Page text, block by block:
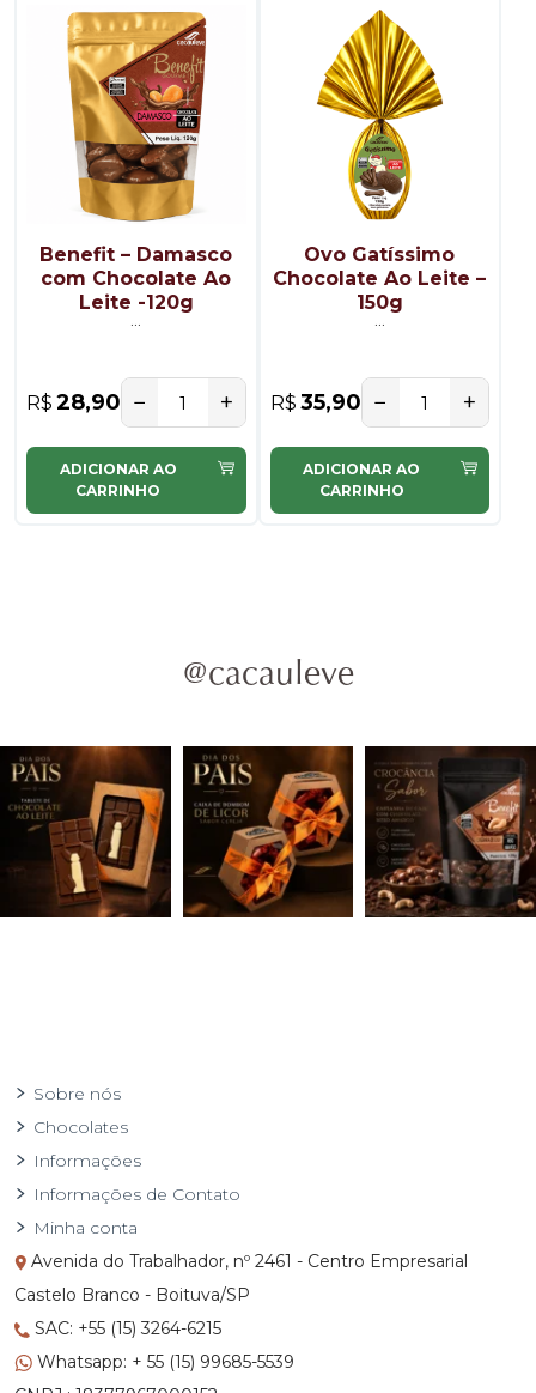
Benefit – Damasco
com Chocolate Ao
Leite -120g
...
R$ 28,90 − +
ADICIONAR AO
CARRINHO
Ovo Gatíssimo
Chocolate Ao Leite –
150g
...
R$ 35,90 − +
ADICIONAR AO
CARRINHO
@cacauleve
Sobre nós
Chocolates
Informações
Informações de Contato
Minha conta
Avenida do Trabalhador, nº 2461 - Centro Empresarial
Castelo Branco - Boituva/SP
SAC: +55 (15) 3264-6215
Whatsapp: + 55 (15) 99685-5539